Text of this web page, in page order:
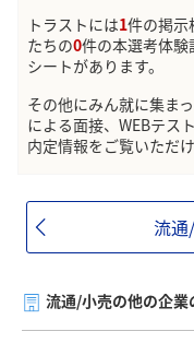
トラストには1件の掲示
たちの0件の本選考体験
シートがあります。
その他にみん就に集ま
による面接、WEBテス
内定情報をご覧いただけ
流
流通/小売の他の企業